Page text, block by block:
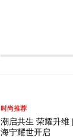
时尚推荐
潮启共生 荣耀升维
海宁耀世开启